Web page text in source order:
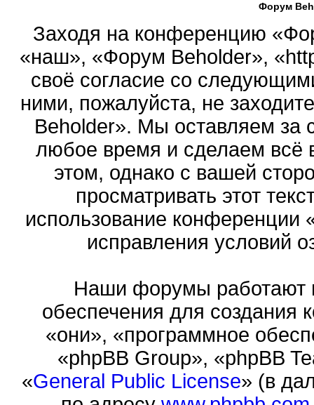
Форум
Заходя на конференцию
«наш», «Форум Beholder»,
своё согласие со
ними, пожалуйста, не
Beholder». Мы оставляем за
любое время и сделаем всё
этом, однако с вашей
просматривать этот
использование
исправления условий
Наши форумы работают
обеспечения для
«они», «программное
«phpBB Group», «phpBB
«General Public License» (в